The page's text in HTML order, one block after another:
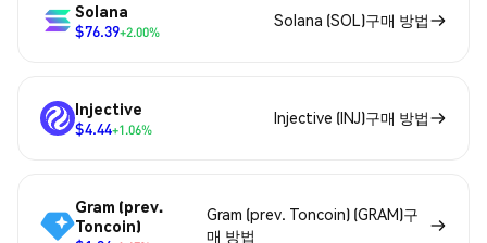
Solana
$76.39+2.00%
Solana (SOL)구매 방법
Injective
$4.44+1.06%
Injective (INJ)구매 방법
Gram (prev.
Toncoin)
Gram (prev. Toncoin) (GRAM)구
매 방법